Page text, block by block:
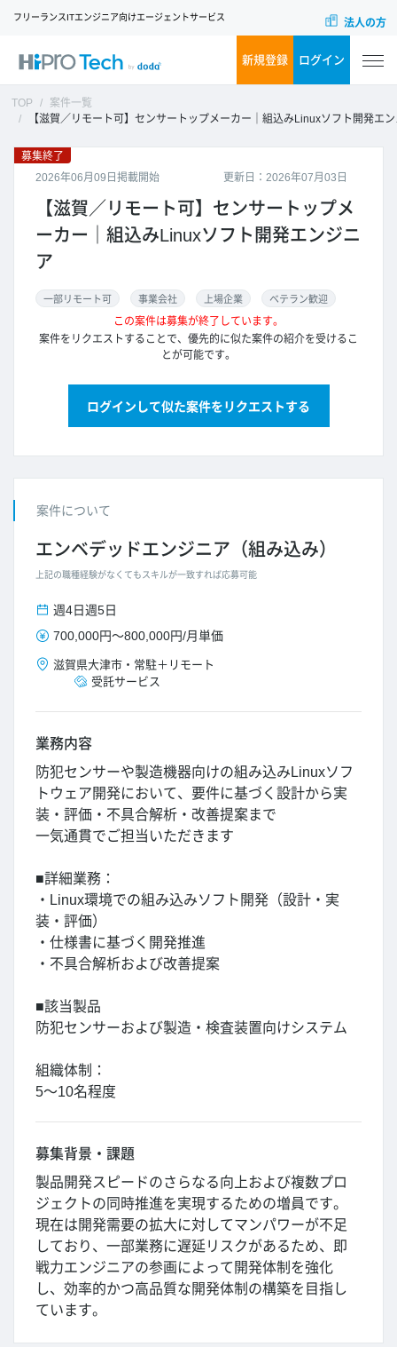
フリーランスITエンジニア向けエージェントサービス 法人の方
新規登録 ログイン
TOP
案件一覧
【滋賀／リモート可】センサートップメーカー｜組込みLinuxソフト開発エンジニア
更新日：2026年07月03日
募集終了
2026年06月09日掲載開始
【滋賀／リモート可】センサートップメ
ーカー｜組込みLinuxソフト開発エンジニ
ア
一部リモート可 事業会社 上場企業 ベテラン歓迎
この案件は募集が終了しています。
案件をリクエストすることで、優先的に似た案件の紹介を受けるこ
とが可能です。
ログインして似た案件をリクエストする
案件について
エンベデッドエンジニア（組み込み）
上記の職種経験がなくてもスキルが一致すれば応募可能
週4日週5日
700,000円～800,000円/月単価
滋賀県大津市 ・ 常駐＋リモート
受託サービス
業務内容
防犯センサーや製造機器向けの組み込みLinuxソフ
トウェア開発において、要件に基づく設計から実
装・評価・不具合解析・改善提案まで
一気通貫でご担当いただきます
■詳細業務：
・Linux環境での組み込みソフト開発（設計・実
装・評価）
・仕様書に基づく開発推進
・不具合解析および改善提案
■該当製品
防犯センサーおよび製造・検査装置向けシステム
組織体制：
5～10名程度
募集背景・課題
製品開発スピードのさらなる向上および複数プロ
ジェクトの同時推進を実現するための増員です。
現在は開発需要の拡大に対してマンパワーが不足
しており、一部業務に遅延リスクがあるため、即
戦力エンジニアの参画によって開発体制を強化
し、効率的かつ高品質な開発体制の構築を目指し
ています。